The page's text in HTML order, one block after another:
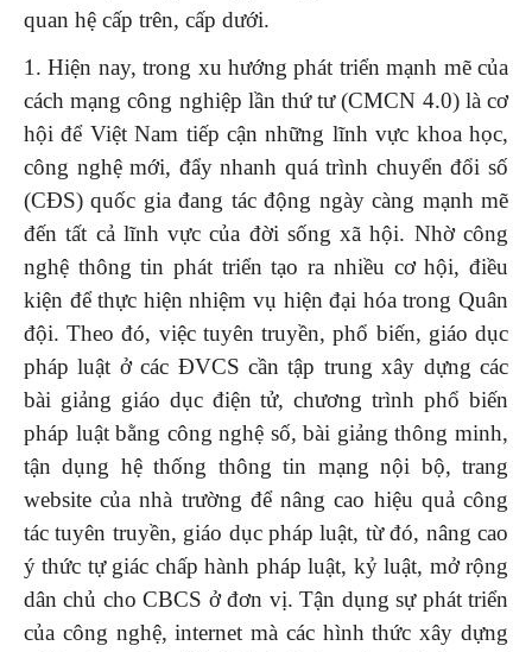
quan hệ cấp trên, cấp dưới.
1. Hiện nay, trong xu hướng phát triển mạnh mẽ của
cách mạng công nghiệp lần thứ tư (CMCN 4.0) là cơ
hội để Việt Nam tiếp cận những lĩnh vực khoa học,
công nghệ mới, đẩy nhanh quá trình chuyển đổi số
(CĐS) quốc gia đang tác động ngày càng mạnh mẽ
đến tất cả lĩnh vực của đời sống xã hội. Nhờ công
nghệ thông tin phát triển tạo ra nhiều cơ hội, điều
kiện để thực hiện nhiệm vụ hiện đại hóa trong Quân
đội. Theo đó, việc tuyên truyền, phổ biến, giáo dục
pháp luật ở các ĐVCS cần tập trung xây dựng các
bài giảng giáo dục điện tử, chương trình phổ biến
pháp luật bằng công nghệ số, bài giảng thông minh,
tận dụng hệ thống thông tin mạng nội bộ, trang
website của nhà trường để nâng cao hiệu quả công
tác tuyên truyền, giáo dục pháp luật, từ đó, nâng cao
ý thức tự giác chấp hành pháp luật, kỷ luật, mở rộng
dân chủ cho CBCS ở đơn vị. Tận dụng sự phát triển
của công nghệ, internet mà các hình thức xây dựng